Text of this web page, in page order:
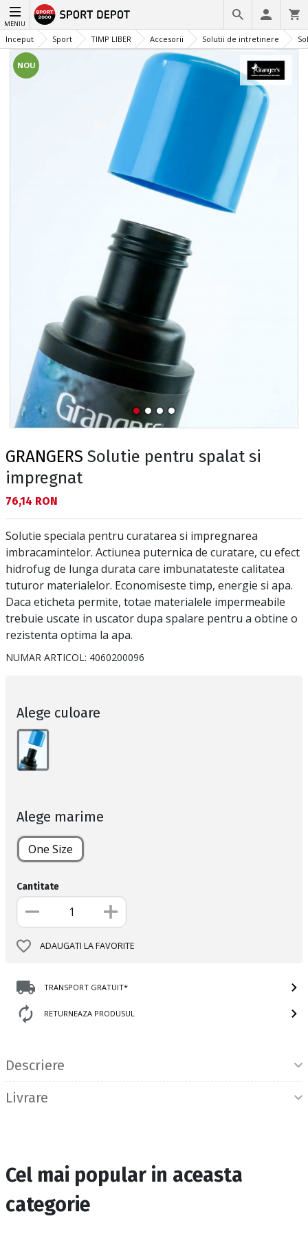
MENIU
Inceput Sport TIMP LIBER Accesorii Solutii de intretinere
NOU
GRANGERS Solutie pentru spalat si
impregnat
Текуща цена:
76,14 RON
Solutie speciala pentru curatarea si impregnarea
imbracamintelor. Actiunea puternica de curatare, cu efect
hidrofug de lunga durata care imbunatateste calitatea
tuturor materialelor. Economiseste timp, energie si apa.
Daca eticheta permite, totae materialele impermeabile
trebuie uscate in uscator dupa spalare pentru a obtine o
rezistenta optima la apa.
NUMAR ARTICOL: 4060200096
Alege culoare
Alege marime
One Size
Cantitate
ADAUGATI LA FAVORITE
TRANSPORT GRATUIT*
RETURNEAZA PRODUSUL
Descriere
Livrare
Cel mai popular in aceasta
categorie